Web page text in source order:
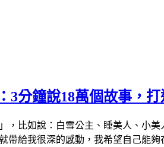
3分鐘說18萬個故事，
，比如說：白雪公主、睡美人、小
帶給我很深的感動，我希望自己能